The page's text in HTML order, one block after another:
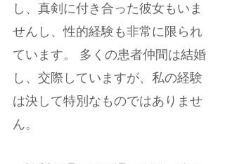
し、真剣に付き合った彼女もいま
せんし、性的経験も非常に限られ
ています。 多くの患者仲間は結婚
し、交際していますが、私の経験
は決して特別なものではありませ
ん。